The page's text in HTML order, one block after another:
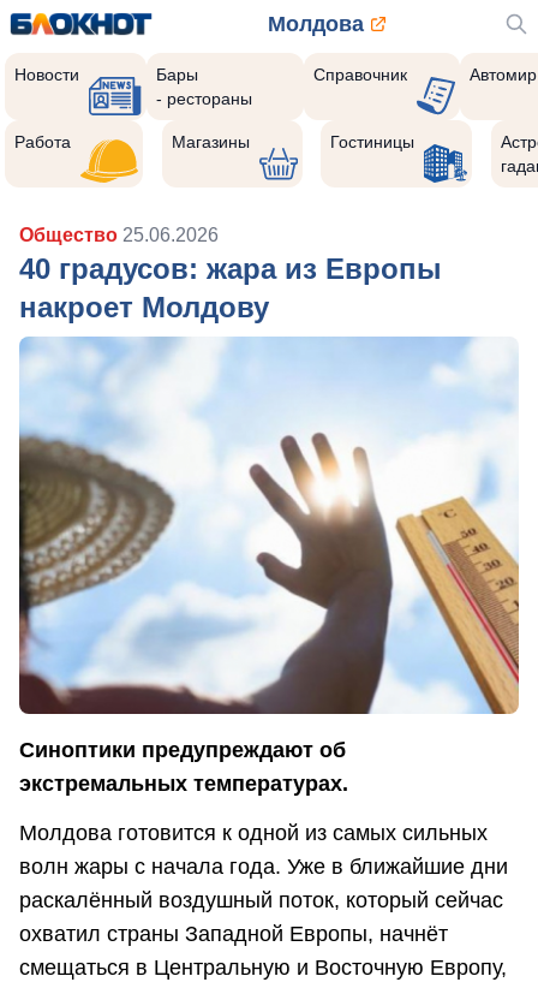
Молдова
Новости
Бары
- рестораны
Справочник Автомир
Работа Магазины Гостиницы
Общество 25.06.2026
40 градусов: жара из Европы
накроет Молдову
Cиноптики предупреждают об
экстремальных температурах.
Молдова готовится к одной из самых сильных
волн жары с начала года. Уже в ближайшие дни
раскалённый воздушный поток, который сейчас
охватил страны Западной Европы, начнёт
смещаться в Центральную и Восточную Европу,